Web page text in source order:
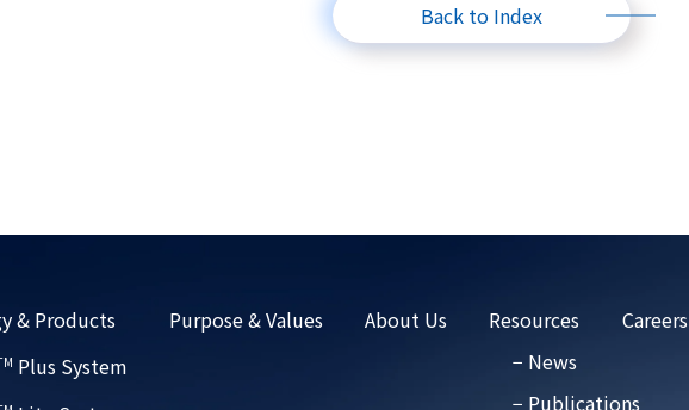
Back to Index
& Products
Plus System
Purpose & Values About Us
Resources
− News
− Publications
Careers